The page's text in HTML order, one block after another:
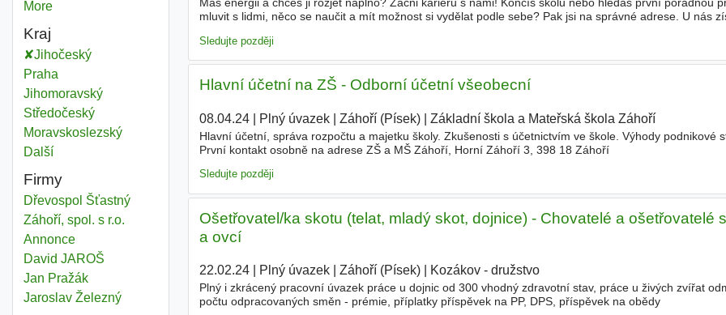
Moredistricts
Kraj
JihočeskýKraj
Praha
JihomoravskýKraj
StředočeskýKraj
MoravskoslezskýKraj
Dalšíkraj
Firmy
Dřevospol Šťastný
Záhoří, spol. s r.o.
Annonce
David JAROŠ
Jan Pražák
Jaroslav Železný
mluvit s lidmi, něco se naučit a mít možnost si vydělat podle sebe? Pak jsi na správné adrese. U nás
Sledujte později
Hlavní účetní na ZŠ - Odborní účetní všeobecní
08.04.24| Plný úvazek| Záhoří (Písek)| Základní škola a Mateřská škola Záhoří|
Hlavní účetní, správa rozpočtu a majetku školy. Zkušenosti s účetnictvím ve škole. Výhody podnikové
První kontakt osobně na adrese ZŠ a MŠ Záhoří, Horní Záhoří 3, 398 18 Záhoří
Sledujte později
Ošetřovatel/ka skotu (telat, mladý skot, dojnice) - Chovatelé a ošetřovatelé
a ovcí
22.02.24| Plný úvazek| Záhoří (Písek)| Kozákov - družstvo|
Plný i zkrácený pracovní úvazek práce u dojnic od 300 vhodný zdravotní stav, práce u živých zvířat
počtu odpracovaných směn - prémie, příplatky příspěvek na PP, DPS, příspěvek na obědy